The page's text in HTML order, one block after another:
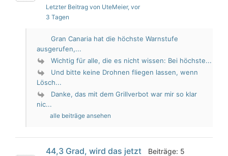
Letzter Beitrag von UteMeier, vor
3 Tagen
Gran Canaria hat die höchste Warnstufe
ausgerufen,...
Wichtig für alle, die es nicht wissen: Bei höchste...
Und bitte keine Drohnen fliegen lassen, wenn
Lösch...
Danke, das mit dem Grillverbot war mir so klar
nic...
alle beiträge ansehen
44,3 Grad, wird das jetzt
Beiträge: 5